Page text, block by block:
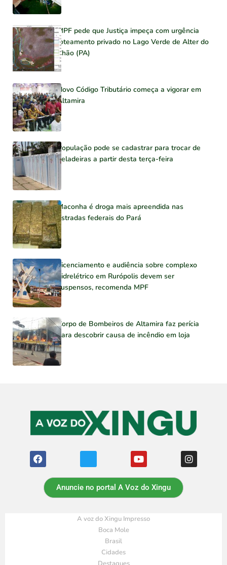
MPF pede que Justiça impeça com urgência
loteamento privado no Lago Verde de Alter do
Chão (PA)
Novo Código Tributário começa a vigorar em
Altamira
População pode se cadastrar para trocar de
geladeiras a partir desta terça-feira
Maconha é droga mais apreendida nas
estradas federais do Pará
Licenciamento e audiência sobre complexo
hidrelétrico em Rurópolis devem ser
suspensos, recomenda MPF
Corpo de Bombeiros de Altamira faz perícia
para descobrir causa de incêndio em loja
Anuncie no portal A Voz do Xingu
A voz do Xingu Impresso
Boca Mole
Brasil
Cidades